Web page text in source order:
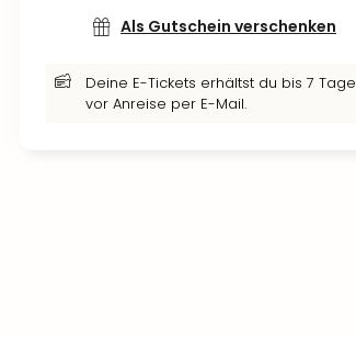
Als Gutschein verschenken
Deine E-Tickets erhältst du bis 7 Tage
vor Anreise per E-Mail.